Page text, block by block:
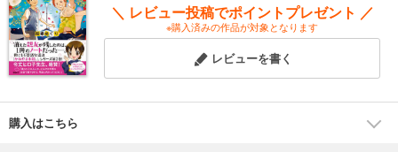
＼ レビュー投稿でポイントプレゼント ／
※購入済みの作品が対象となります
レビューを書く
購入はこちら